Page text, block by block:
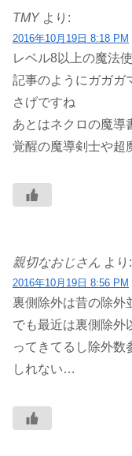
TMY より:
2016年10月19日 8:18 PM
レベル8以上の魔法
記事のようにガガガ
さげですね
あとはネクロの魔導
覚醒の魔導剣士や超
親切なおじさん より:
2016年10月19日 8:56 PM
裏側除外は昔の除外
でも最近は裏側除外
ってきてるし除外数
しれない…